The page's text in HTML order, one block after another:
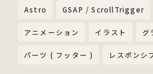
Astro GSAP / ScrollTrigger
アニメーション イラスト グ
パーツ ( フッター ) レスポンシ